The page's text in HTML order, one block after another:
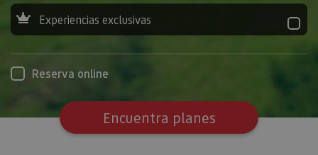
Experiencias exclusivas
Reserva online
Encuentra planes